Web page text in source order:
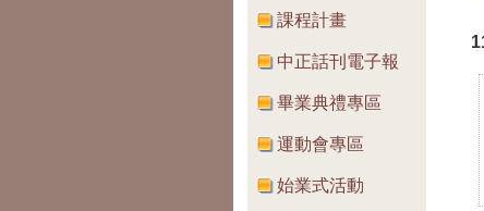
課程計畫
中正話刊電子報
畢業典禮專區
運動會專區
始業式活動